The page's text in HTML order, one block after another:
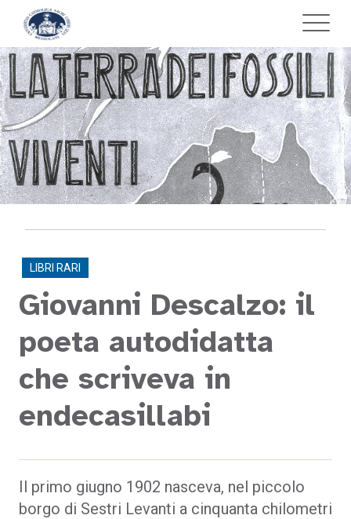
LIBRI RARI
Giovanni Descalzo: il
poeta autodidatta
che scriveva in
endecasillabi
Il primo giugno 1902 nasceva, nel piccolo
borgo di Sestri Levanti a cinquanta chilometri